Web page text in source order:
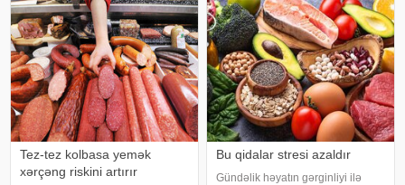
xəbər verir ki, ani temperatur
dəyişiklikləri, quru hava və
baxımsız kondisionerlərd
Mərkəzini
Tez-tez kolbasa yemək
xərçəng riskini artırır
Bu qidalar stresi azaldır
Gündəlik həyatın gərginliyi ilə